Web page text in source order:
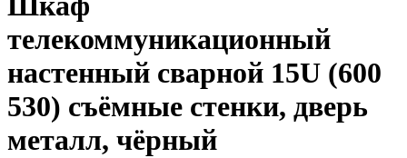
телекоммуникационный
настенный сварной 15U (600
530) съёмные стенки, дверь
металл, чёрный